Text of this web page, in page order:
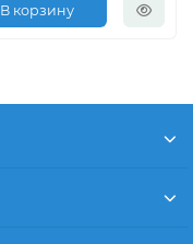
В корзину